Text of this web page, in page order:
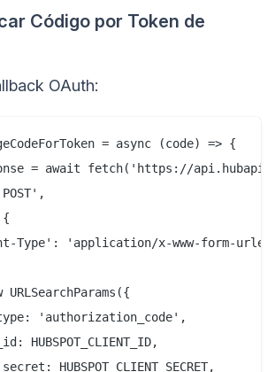
Código por Token de
OAuth:
= async (code) => {
= await fetch('https://
Type': 'application/x-www-form-
URLSearchParams({
'authorization_code',
HUBSPOT_CLIENT_ID,
HUBSPOT_CLIENT_SECRET,